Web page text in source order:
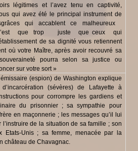
légitimes et l’avez tenu en captivité,
qui avez été le principal instrument de
qui accablent ce malheureux
n’est que trop juste que ceux qui
de sa dignité vous retiennent
où votre Maître, après avoir recouvré sa
pourra selon sa justice ou
sur votre sort »
émissaire (espion) de Washington explique
(sévères) de Lafayette à
pour corrompre les gardiens et
du prisonnier ; sa sympathie pour
en maçonnerie ; les messages qu’il lui
l’instruire de la situation de sa famille ; son
Etats-Unis ; sa femme, menacée par la
château de Chavagnac.